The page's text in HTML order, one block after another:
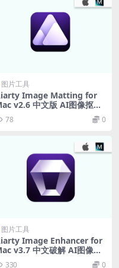
图片工具
Image Matting for
v2.6 中文版 AI图像抠图
件
78 0
图片工具
Image Enhancer for
v3.7 中文破解 AI图像增
软件
330 0